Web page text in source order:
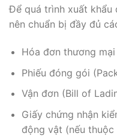
Để quá trình xuất khẩu
nên chuẩn bị đầy đủ
Hóa đơn thương
Phiếu đóng gói
Vận đơn (Bill of
Giấy chứng nhận
động vật (nếu